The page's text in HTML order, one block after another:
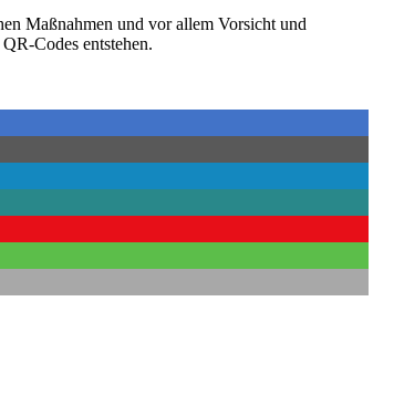
Maßnahmen und vor allem Vorsicht und
Codes entstehen.